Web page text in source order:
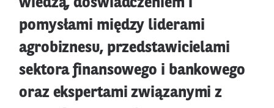
wiedzą, doświadczeniem i
pomysłami między liderami
agrobiznesu, przedstawicielami
sektora finansowego i bankowego
oraz ekspertami związanymi z